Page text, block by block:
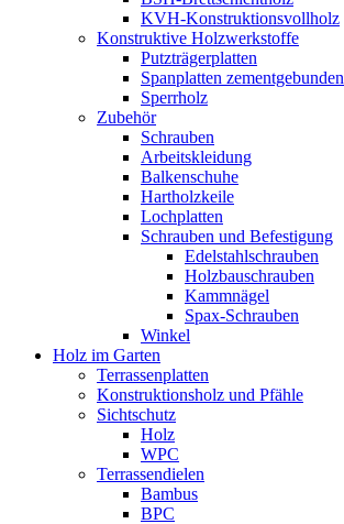
KVH-Konstruktionsvollholz
Konstruktive Holzwerkstoffe
Putzträgerplatten
Spanplatten zementgebunden
Sperrholz
Zubehör
Schrauben
Arbeitskleidung
Balkenschuhe
Hartholzkeile
Lochplatten
Schrauben und Befestigung
Edelstahlschrauben
Holzbauschrauben
Kammnägel
Spax-Schrauben
Winkel
Holz im Garten
Terrassenplatten
Konstruktionsholz und Pfähle
Sichtschutz
Holz
WPC
Terrassendielen
Bambus
BPC